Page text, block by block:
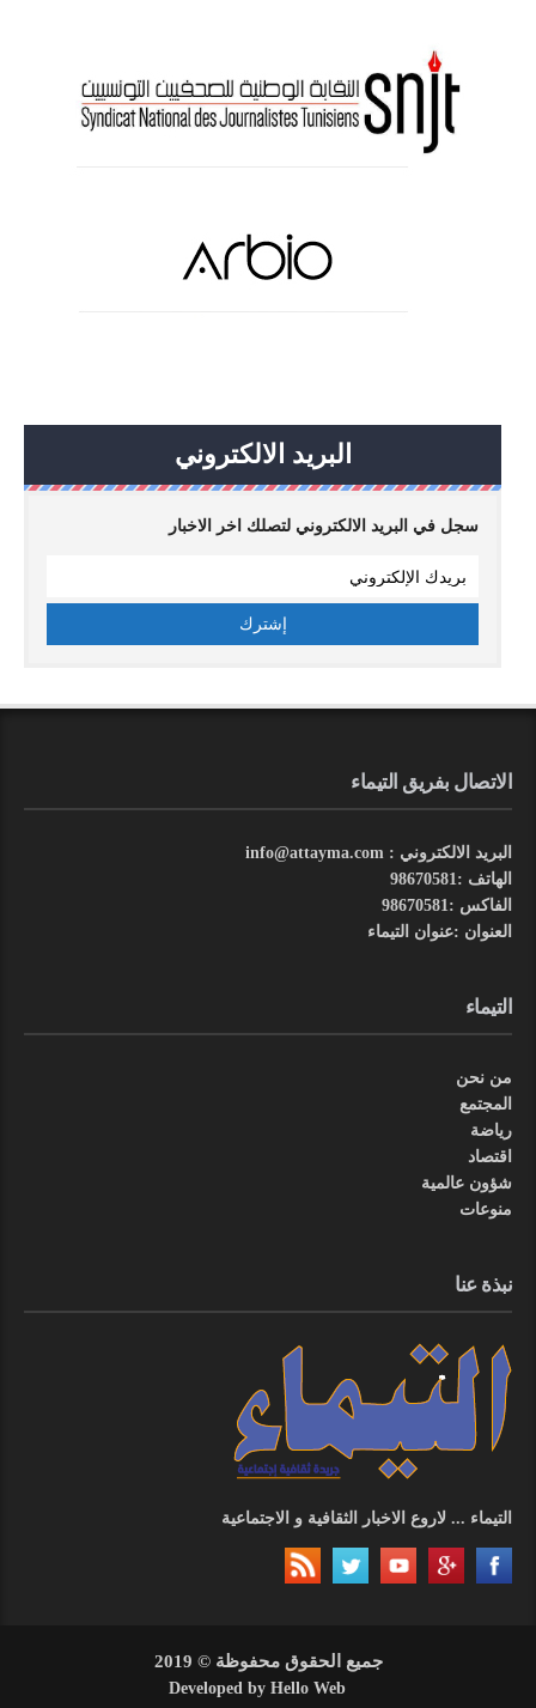
البريد الالكتروني
سجل في البريد الالكتروني لتصلك اخر الاخبار
الاتصال بفريق التيماء
البريد الالكتروني : info@attayma.com
الهاتف :98670581
الفاكس :98670581
العنوان :عنوان التيماء
التيماء
من نحن
المجتمع
رياضة
اقتصاد
شؤون عالمية
منوعات
نبذة عنا
التيماء ... لاروع الاخبار الثقافية و الاجتماعية
جميع الحقوق محفوظة © 2019
Developed byHello Web